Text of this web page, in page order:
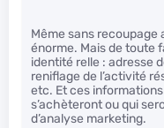
Même sans recoupage
énorme. Mais de toute
identité relle : adresse
reniflage de l’activité
etc. Et ces
s’achèteront ou qui
d’analyse marketing.